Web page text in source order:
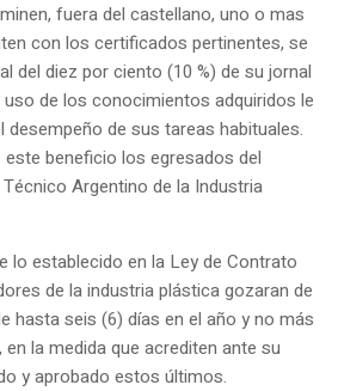
fuera del castellano, uno o mas
con los certificados pertinentes, se
del diez por ciento (10 %) de su jornal
de los conocimientos adquiridos le
desempeño de sus tareas habituales.
beneficio los egresados del
Argentino de la Industria
lo establecido en la Ley de Contrato
de la industria plástica gozaran de
hasta seis (6) días en el año y no más
la medida que acrediten ante su
y aprobado estos últimos.